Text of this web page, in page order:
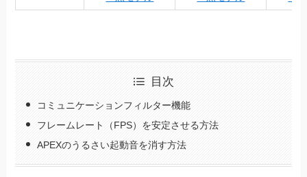
目次
コミュニケーションフィルター機能
フレームレート（FPS）を安定させる方法
APEXのうるさい起動音を消す方法